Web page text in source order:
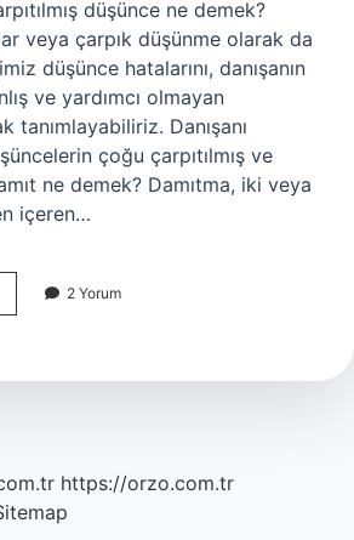
düşünce ne demek?
veya çarpık düşünme olarak da
düşünce hatalarını, danışanın
ve yardımcı olmayan
tanımlayabiliriz. Danışanı
çoğu çarpıtılmış ve
ne demek? Damıtma, iki veya
içeren…
Çarpıtılmış 2 Yorum
https://orzo.com.tr